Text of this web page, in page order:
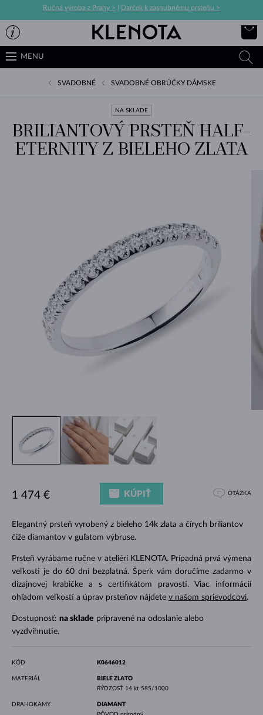
Ručná výroba z Prahy > Darček k zásnubnému prsteňu >
MENU
SVADOBNÉ SVADOBNÉ OBRÚČKY DÁMSKE
NA SKLADE
BRILIANTOVÝ PRSTEŇ HALF-
ETERNITY Z BIELEHO ZLATA
Elegantný prsteň vyrobený z bieleho 14k zlata a čírych briliantov
čiže diamantov v guľatom výbruse.
Prsteň vyrábame ručne v ateliéri KLENOTA. Prípadná prvá výmena
veľkosti je do 60 dní bezplatná. Šperk vám doručíme zadarmo v
dizajnovej krabičke a s certifikátom pravosti. Viac informácií
ohľadom veľkostí a úprav prsteňov nájdete v našom sprievodcovi.
Dostupnosť: na sklade pripravené na odoslanie alebo
vyzdvihnutie.
1 474 € KÚPIŤ OTÁZKA
KÓD K0646012
MATERIÁL
BIELE ZLATO
RÝDZOSŤ 14 kt 585/1000
DRAHOKAMY
DIAMANT